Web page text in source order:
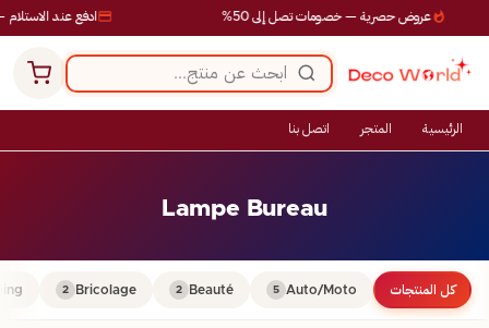
ادفع عند الاستلام عروض حصرية — خصومات تصل إلى 50%
الرئيسية المتجر اتصل بنا
Lampe Bureau
كل المنتجات Auto/Moto
5
Beauté
2
Bricolage
2